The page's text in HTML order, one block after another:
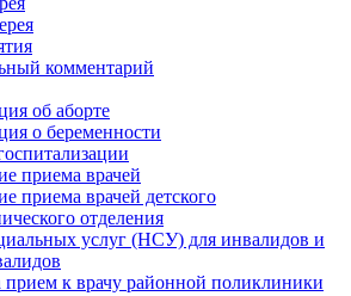
комментарий
об аборте
о беременности
приема врачей
приема врачей детского
отделения
услуг (НСУ) для инвалидов и
прием к врачу районной поликлиники